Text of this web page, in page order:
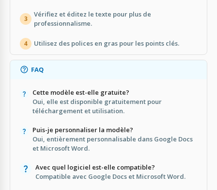
3
Vérifiez et éditez le texte pour plus de
professionnalisme.
4 Utilisez des polices en gras pour les points clés.
FAQ
Cette modèle est-elle gratuite?
Oui, elle est disponible gratuitement pour
téléchargement et utilisation.
Puis-je personnaliser la modèle?
Oui, entièrement personnalisable dans Google Docs
et Microsoft Word.
Avec quel logiciel est-elle compatible?
Compatible avec Google Docs et Microsoft Word.